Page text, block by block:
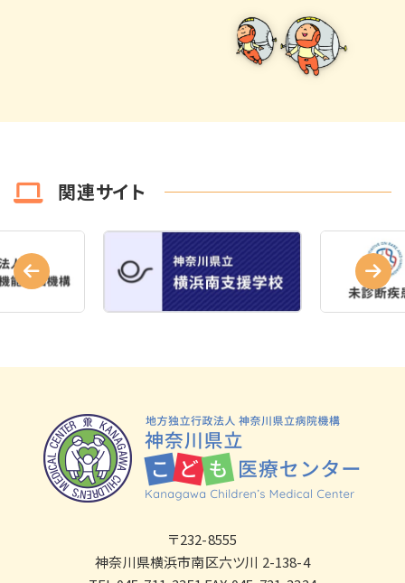
関連サイト
〒232-8555
神奈川県横浜市南区六ツ川 2-138-4